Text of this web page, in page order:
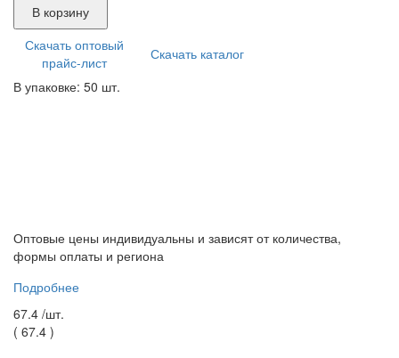
В корзину
Скачать оптовый
прайс-лист
Скачать каталог
В упаковке: 50 шт.
Оптовые цены индивидуальны и зависят от количества,
формы оплаты и региона
Подробнее
67.4 /шт.
( 67.4 )